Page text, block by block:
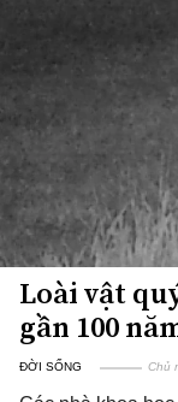
Loài vật
gần 100
ĐỜI SỐNG Chủ